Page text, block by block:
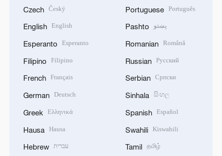
Czech Český
English English
Esperanto Esperanto
Filipino Filipino
French Français
German Deutsch
Greek Ελληνικά
Hausa Hausa
Hebrew עברית
Portuguese Português
Pashto پښتو
Romanian Română
Russian Русский
Serbian Српски
Sinhala සිංහල
Spanish Español
Swahili Kiswahili
Tamil தமிழ்